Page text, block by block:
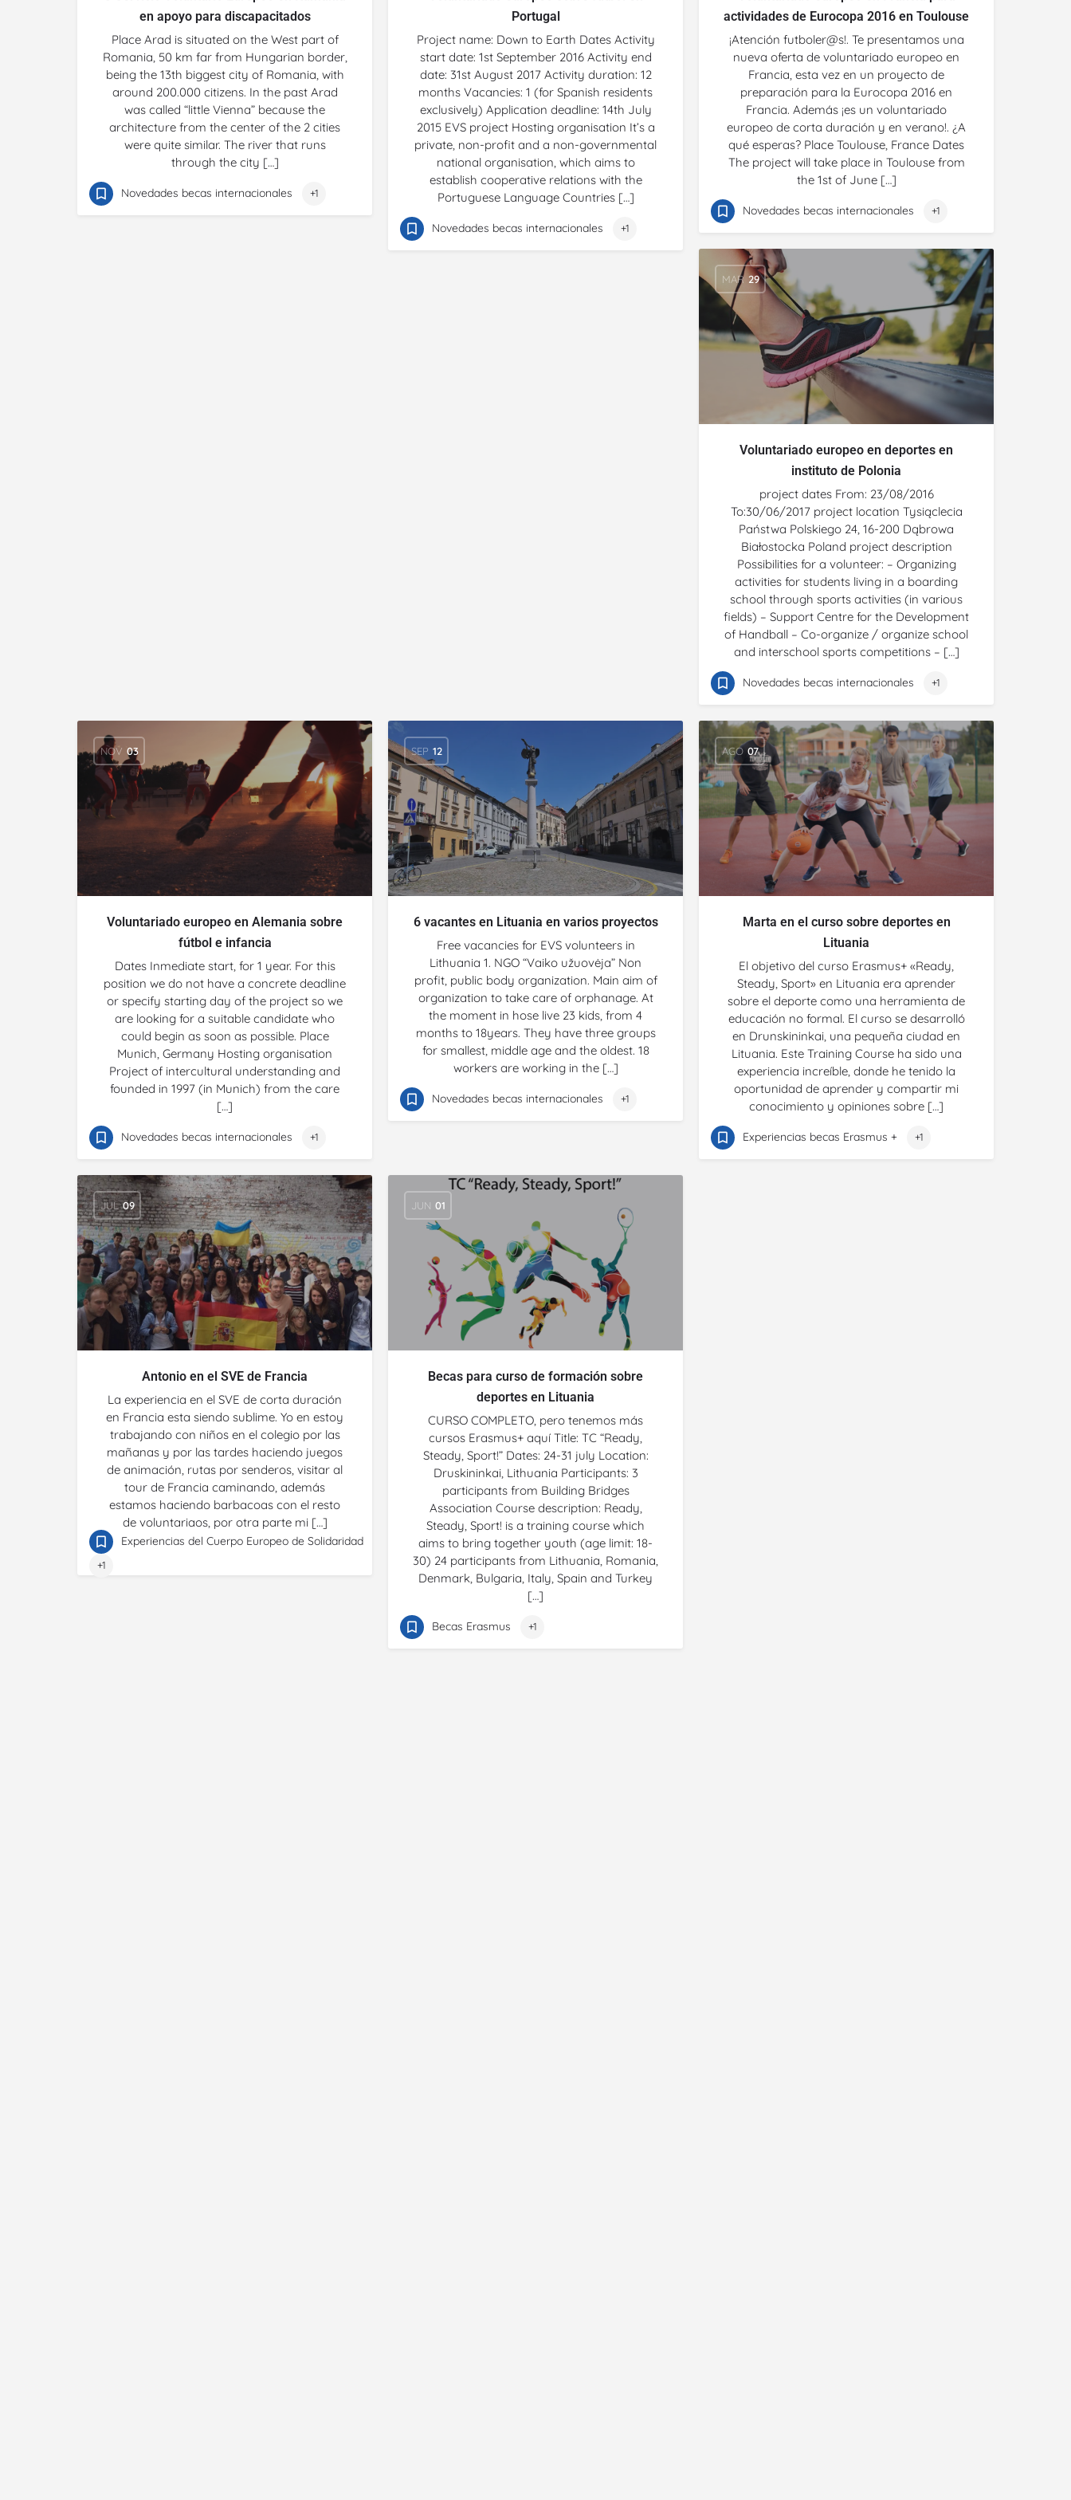
en apoyo para discapacitados
Place Arad is situated on the West part of
Romania, 50 km far from Hungarian border,
being the 13th biggest city of Romania, with
around 200.000 citizens. In the past Arad
was called “little Vienna” because the
architecture from the center of the 2 cities
were quite similar. The river that runs
through the city […]
Novedades becas internacionales +1
Portugal
Project name: Down to Earth Dates Activity
start date: 1st September 2016 Activity end
date: 31st August 2017 Activity duration: 12
months Vacancies: 1 (for Spanish residents
exclusively) Application deadline: 14th July
2015 EVS project Hosting organisation It’s a
private, non-profit and a non-governmental
national organisation, which aims to
establish cooperative relations with the
Portuguese Language Countries […]
Novedades becas internacionales +1
actividades de Eurocopa 2016 en Toulouse
¡Atención futboler@s!. Te presentamos una
nueva oferta de voluntariado europeo en
Francia, esta vez en un proyecto de
preparación para la Eurocopa 2016 en
Francia. Además ¡es un voluntariado
europeo de corta duración y en verano!. ¿A
qué esperas? Place Toulouse, France Dates
The project will take place in Toulouse from
the 1st of June […]
Novedades becas internacionales +1
MAR 29
Voluntariado europeo en deportes en
instituto de Polonia
project dates From: 23/08/2016
To:30/06/2017 project location Tysiąclecia
Państwa Polskiego 24, 16-200 Dąbrowa
Białostocka Poland project description
Possibilities for a volunteer: – Organizing
activities for students living in a boarding
school through sports activities (in various
fields) – Support Centre for the Development
of Handball – Co-organize / organize school
and interschool sports competitions – […]
Novedades becas internacionales +1
NOV 03
Voluntariado europeo en Alemania sobre
fútbol e infancia
Dates Inmediate start, for 1 year. For this
position we do not have a concrete deadline
or specify starting day of the project so we
are looking for a suitable candidate who
could begin as soon as possible. Place
Munich, Germany Hosting organisation
Project of intercultural understanding and
founded in 1997 (in Munich) from the care
[…]
Novedades becas internacionales +1
SEP 12
6 vacantes en Lituania en varios proyectos
Free vacancies for EVS volunteers in
Lithuania 1. NGO “Vaiko užuovėja” Non
profit, public body organization. Main aim of
organization to take care of orphanage. At
the moment in hose live 23 kids, from 4
months to 18years. They have three groups
for smallest, middle age and the oldest. 18
workers are working in the […]
Novedades becas internacionales +1
AGO 07
Marta en el curso sobre deportes en
Lituania
El objetivo del curso Erasmus+ «Ready,
Steady, Sport» en Lituania era aprender
sobre el deporte como una herramienta de
educación no formal. El curso se desarrolló
en Drunskininkai, una pequeña ciudad en
Lituania. Este Training Course ha sido una
experiencia increíble, donde he tenido la
oportunidad de aprender y compartir mi
conocimiento y opiniones sobre […]
Experiencias becas Erasmus + +1
JUL 09
Antonio en el SVE de Francia
La experiencia en el SVE de corta duración
en Francia esta siendo sublime. Yo en estoy
trabajando con niños en el colegio por las
mañanas y por las tardes haciendo juegos
de animación, rutas por senderos, visitar al
tour de Francia caminando, además
estamos haciendo barbacoas con el resto
de voluntariaos, por otra parte mi […]
Experiencias del Cuerpo Europeo de Solidaridad
+1
JUN 01
Becas para curso de formación sobre
deportes en Lituania
CURSO COMPLETO, pero tenemos más
cursos Erasmus+ aquí Title: TC “Ready,
Steady, Sport!” Dates: 24-31 july Location:
Druskininkai, Lithuania Participants: 3
participants from Building Bridges
Association Course description: Ready,
Steady, Sport! is a training course which
aims to bring together youth (age limit: 18-
30) 24 participants from Lithuania, Romania,
Denmark, Bulgaria, Italy, Spain and Turkey
[…]
Becas Erasmus +1